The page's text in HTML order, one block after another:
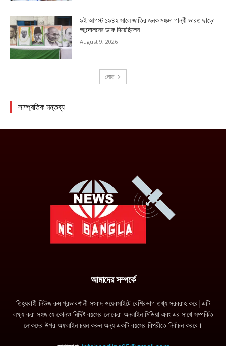
আমাদের সম্পর্কে
তিহ্যবাহী নিউজ রুম প্রভাবশালী সংবাদ ওয়েবসাইটে বেশিরভাগ তথ্য সরবরাহ করে|এটি
লক্ষ্য করা সহজ যে কোনও নির্দিষ্ট বয়সের লোকেরা অনলাইন মিডিয়া এবং এর সাথে সম্পর্কিত
লোকদের উপর অফলাইন চয়ন করুন অন্য একটি বয়সের বিপরীতে নির্বাচন করবে।